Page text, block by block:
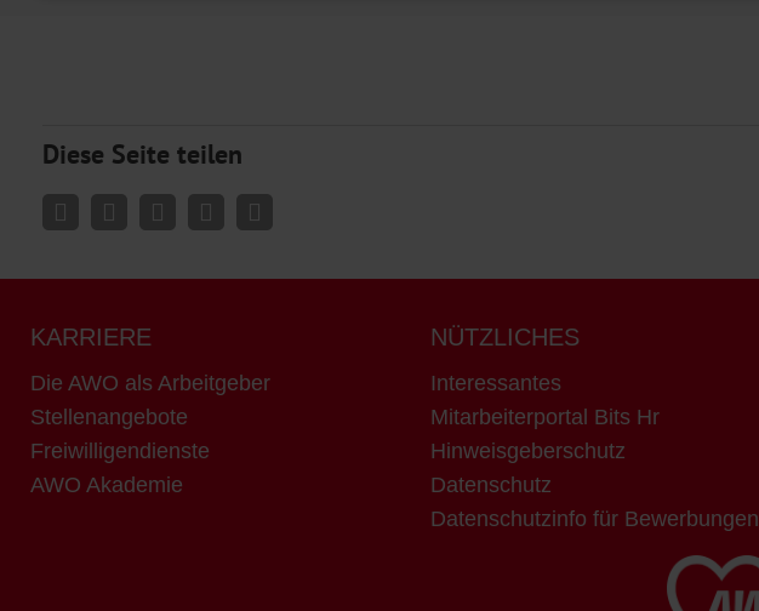
Diese Seite teilen
KARRIERE
Die AWO als Arbeitgeber
Stellenangebote
Freiwilligendienste
AWO Akademie
NÜTZLICHES
Interessantes
Mitarbeiterportal Bits Hr
Hinweisgeberschutz
Datenschutz
Datenschutzinfo für Bewerbungen